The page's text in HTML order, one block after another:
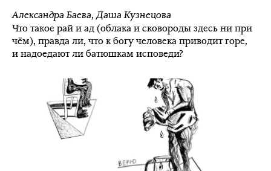
Александра Баева,Даша Кузнецова
Что такое рай и ад (облака и сковороды здесь ни при
чём), правда ли, что к богу человека приводит горе,
и надоедают ли батюшкам исповеди?